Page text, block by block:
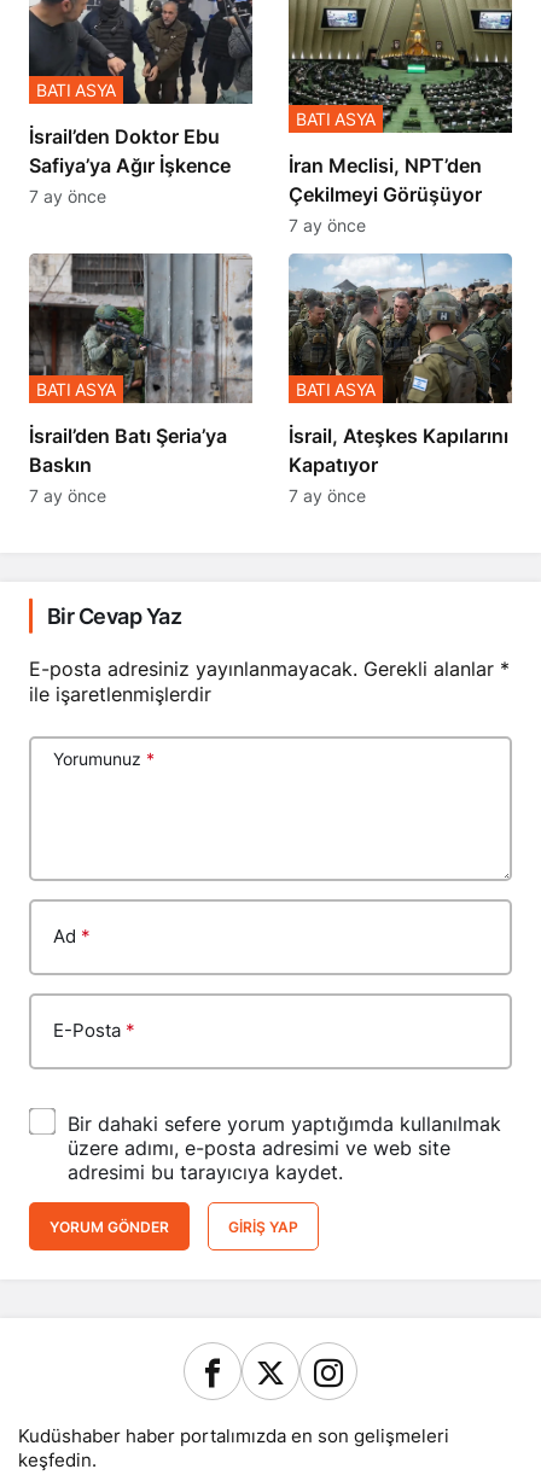
İsrail’den Doktor Ebu
Safiya’ya Ağır İşkence
BATI ASYA
7 ay önce
İran Meclisi, NPT’den
Çekilmeyi Görüşüyor
BATI ASYA
7 ay önce
​​​​​​​İsrail’den Batı Şeria’ya
Baskın
BATI ASYA
7 ay önce
İsrail, Ateşkes Kapılarını
Kapatıyor
BATI ASYA
7 ay önce
Bir Cevap Yaz
E-posta adresiniz yayınlanmayacak. Gerekli alanlar *
ile işaretlenmişlerdir
Yorumunuz *
Ad *
E-Posta *
Bir dahaki sefere yorum yaptığımda kullanılmak
üzere adımı, e-posta adresimi ve web site
adresimi bu tarayıcıya kaydet.
YORUM GÖNDER GIRIŞ YAP
Kudüshaber haber portalımızda en son gelişmeleri
keşfedin.